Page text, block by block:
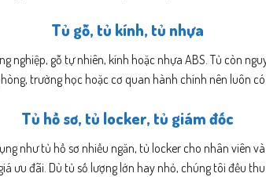
Tủ gỗ, tủ kính, tủ nhựa
nghiệp, gỗ tự nhiên, kính hoặc nhựa ABS. Tủ còn
trường học hoặc cơ quan hành chính nên luôn
Tủ hồ sơ, tủ locker, tủ giám đốc
như tủ hồ sơ nhiều ngăn, tủ locker cho nhân viên
ưu đãi. Dù tủ số lượng lớn hay nhỏ, chúng tôi đều